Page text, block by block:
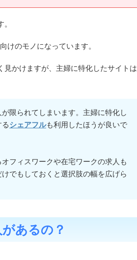
けのモノになっています。
かけますが、主婦に特化したサイトは
限られてしまいます。主婦に特化し
シェアフルも利用したほうが良いで
フィスワークや在宅ワークの求人も
でもしておくと選択肢の幅を広げら
あるの？